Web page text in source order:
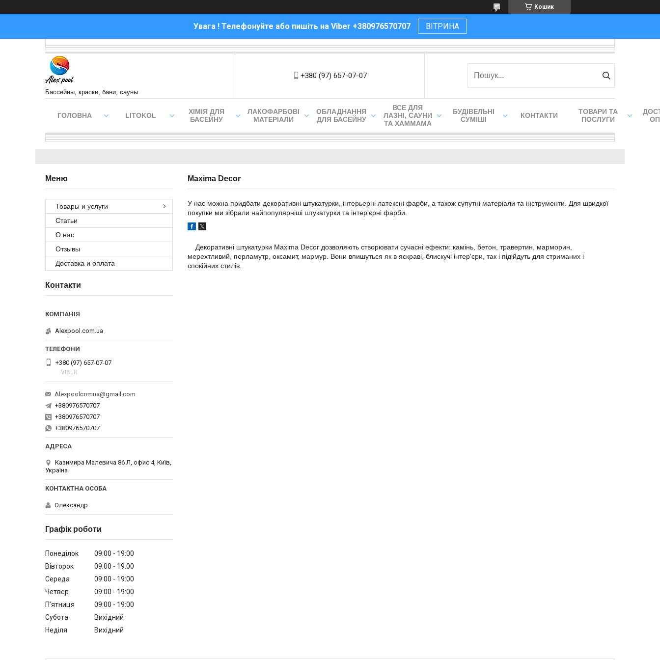
Кошик
Увага ! Телефонуйте або пишіть на Viber +380976570707 ВІТРИНА
Бассейны, краски, бани, сауны
+380 (97) 657-07-07
ГОЛОВНА LITOKOL
ХІМІЯ ДЛЯ
БАСЕЙНУ
ЛАКОФАРБОВІ
МАТЕРІАЛИ
ОБЛАДНАННЯ
ДЛЯ БАСЕЙНУ
ВСЕ ДЛЯ
ЛАЗНІ, САУНИ
ТА ХАММАМА
БУДІВЕЛЬНІ
СУМІШІ
КОНТАКТИ
ТОВАРИ ТА
ПОСЛУГИ
Maxima Decor
У нас можна придбати декоративні штукатурки, інтерьерні латексні фарби, а також супутні матеріали та інструменти. Для швидкої
покупки ми зібрали найпопулярніші штукатурки та інтер'єрні фарби.
Декоративні штукатурки Maxima Decor дозволяють створювати сучасні ефекти: камінь, бетон, травертин, марморин,
мерехтливий, перламутр, оксамит, мармур. Вони впишуться як в яскраві, блискучі інтер'єри, так і підійдуть для стриманих і
спокійних стилів.
Товары и услуги
Статьи
О нас
Отзывы
Доставка и оплата
Контакти
Alexpool.com.ua
+380 (97) 657-07-07
VIBER
Alexpoolcomua@gmail.com
+380976570707
+380976570707
+380976570707
Казимира Малевича 86 Л, офис 4, Київ,
Україна
Олександр
Графік роботи
Понеділок 09:00
19:00
Вівторок
09:00
19:00
Середа
09:00
19:00
Четвер
09:00
19:00
Пʼятниця
09:00
19:00
Субота
Вихідний
Неділя
Вихідний